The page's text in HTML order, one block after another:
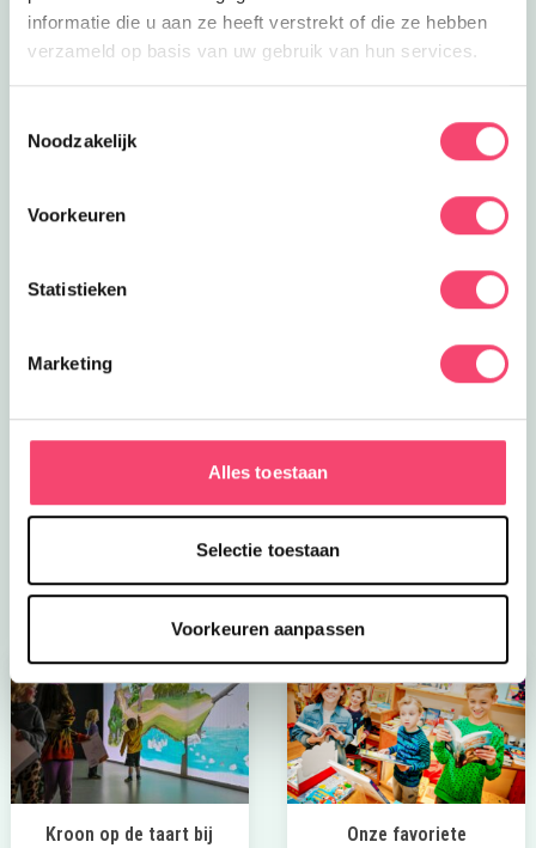
informatie die u aan ze heeft verstrekt of die ze hebben
verzameld op basis van uw gebruik van hun services.
Noodzakelijk
Voorkeuren
Statistieken
Marketing
Alles toestaan
Selectie toestaan
Voorkeuren aanpassen
in een mini-jeep of mini-quad en meer!
Bekijk het aanbod
Kroon op de taart bij
Onze favoriete